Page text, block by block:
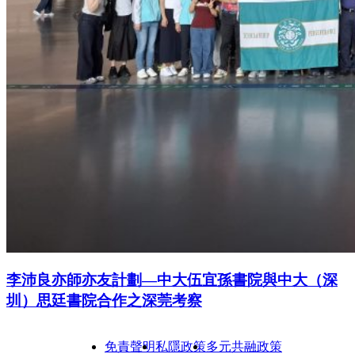
李沛良亦師亦友計劃—中大伍宜孫書院與中大（深
圳）思廷書院合作之深莞考察
免責聲明私隱政策多元共融政策